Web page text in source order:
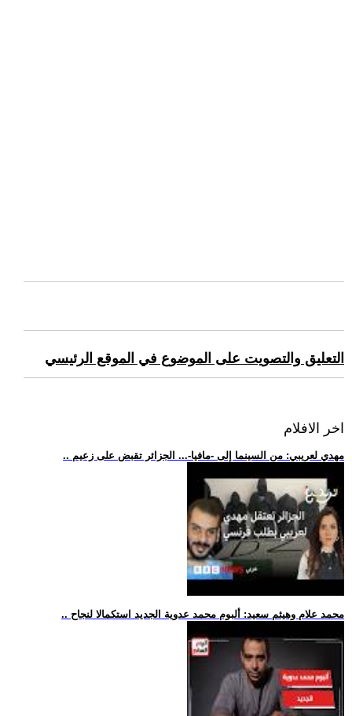
التعليق والتصويت على الموضوع في الموقع الرئيسي
اخر الافلام
.. مهدي لعريبي: من السينما إلى -مافيا-... الجزائر تقبض على زعيم
.. محمد علام وهيثم سعيد: ألبوم محمد عدوية الجديد استكمالا لنجاح